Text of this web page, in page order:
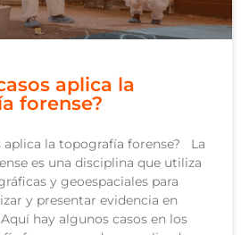
aplica la
forense?
aplica la topografía forense? La
es una disciplina que utiliza
y geoespaciales para
y presentar evidencia en
hay algunos casos en los